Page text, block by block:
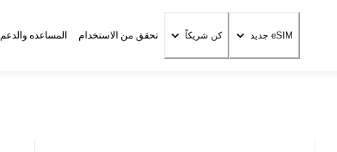
eSIM جديد كن شريكاً تحقق من الاستخدام المساعده والدعم